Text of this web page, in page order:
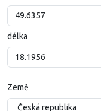
délka
Země